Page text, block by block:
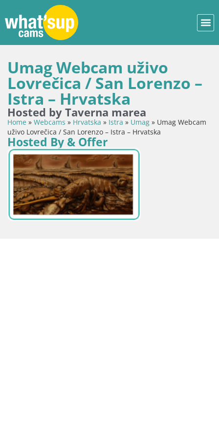
Umag Webcam uživo
Lovrečica / San Lorenzo –
Istra – Hrvatska
Hosted by Taverna marea
Home » Webcams » Hrvatska » Istra » Umag » Umag Webcam
uživo Lovrečica / San Lorenzo – Istra – Hrvatska
Hosted By & Offer